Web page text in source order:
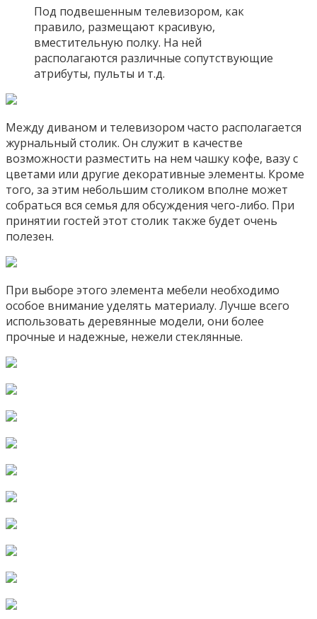
Под подвешенным телевизором, как
правило, размещают красивую,
вместительную полку. На ней
располагаются различные сопутствующие
атрибуты, пульты и т.д.
Между диваном и телевизором часто располагается
журнальный столик. Он служит в качестве
возможности разместить на нем чашку кофе, вазу с
цветами или другие декоративные элементы. Кроме
того, за этим небольшим столиком вполне может
собраться вся семья для обсуждения чего-либо. При
принятии гостей этот столик также будет очень
полезен.
При выборе этого элемента мебели необходимо
особое внимание уделять материалу. Лучше всего
использовать деревянные модели, они более
прочные и надежные, нежели стеклянные.